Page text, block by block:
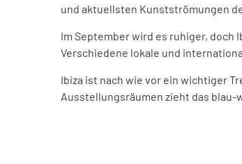
und aktuellsten Kunstströmungen
Im September wird es ruhiger, doch
Verschiedene lokale und
Ibiza ist nach wie vor ein wichtiger
Ausstellungsräumen zieht das blau-